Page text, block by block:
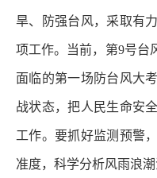
旱、防强台风，采取有
项工作。当前，第9号台
面临的第一场防台风大
战状态，把人民生命安
工作。要抓好监测预警
准度，科学分析风雨浪